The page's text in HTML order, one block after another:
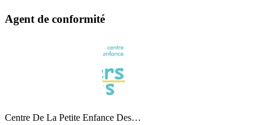
Agent de conformité
Centre De La Petite Enfance Des…